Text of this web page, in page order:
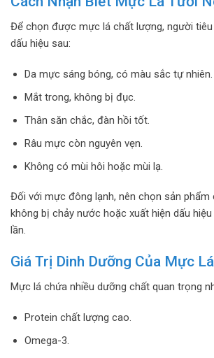
Để chọn được mực lá chất lượng, người
dấu hiệu sau:
Da mực sáng bóng, có màu sắc tự nhiên.
Mắt trong, không bị đục.
Thân săn chắc, đàn hồi tốt.
Râu mực còn nguyên vẹn.
Không có mùi hôi hoặc mùi lạ.
Đối với mực đông lạnh, nên chọn sản phẩm
không bị chảy nước hoặc xuất hiện dấu
lần.
Giá Trị Dinh Dưỡng Của Mực Lá
Mực lá chứa nhiều dưỡng chất quan trọng
Protein chất lượng cao.
Omega-3.